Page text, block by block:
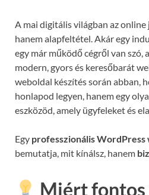
A mai digitális világban az online
hanem alapfeltétel. Akár egy
egy már működő cégről van szó,
modern, gyors és keresőbarát
weboldal készítés során abban,
honlapod legyen, hanem egy
eszközöd, amely ügyfeleket és
Egy professzionális WordPress
bemutatja, mit kínálsz, hanem
Miért fontos